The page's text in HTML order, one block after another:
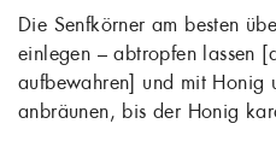
Die Senfkörner am besten
einlegen – abtropfen lassen
aufbewahren] und mit Honig
anbräunen, bis der Honig